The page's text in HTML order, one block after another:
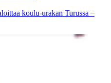
koulu-urakan Turussa –